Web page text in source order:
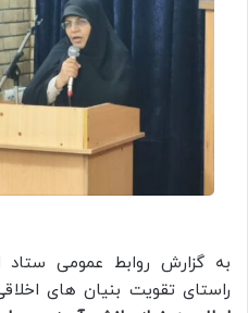
به گزارش روابط عمومی ستاد
راستای تقویت بنیان های